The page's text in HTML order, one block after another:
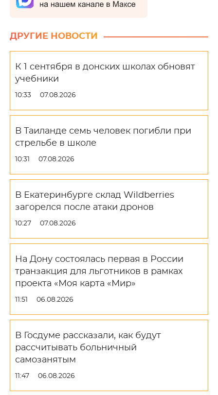
ДРУГИЕ НОВОСТИ
К 1 сентября в донских школах обновят
учебники
10:33 07.08.2026
В Таиланде семь человек погибли при
стрельбе в школе
10:31 07.08.2026
В Екатеринбурге склад Wildberries
загорелся после атаки дронов
10:27 07.08.2026
На Дону состоялась первая в России
транзакция для льготников в рамках
проекта «Моя карта «Мир»
11:51 06.08.2026
В Госдуме рассказали, как будут
рассчитывать больничный
самозанятым
11:47 06.08.2026